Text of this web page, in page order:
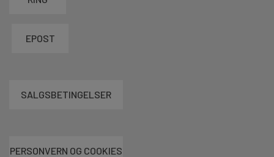
EPOST
SALGSBETINGELSER
PERSONVERN OG COOKIES